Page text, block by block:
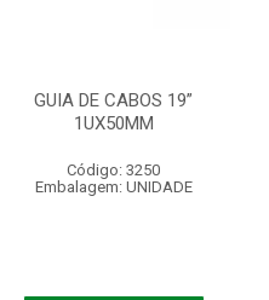
GUIA DE CABOS 19”
1UX50MM
Código: 3250
Embalagem: UNIDADE